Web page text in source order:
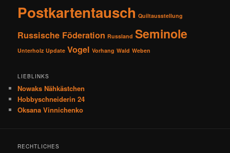
Postkartentausch Quiltausstellung
Russische Föderation Russland Seminole
Unterholz Update Vogel Vorhang Wald Weben
LIEBLINKS
Nowaks Nähkästchen
Hobbyschneiderin 24
Oksana Vinnichenko
RECHTLICHES